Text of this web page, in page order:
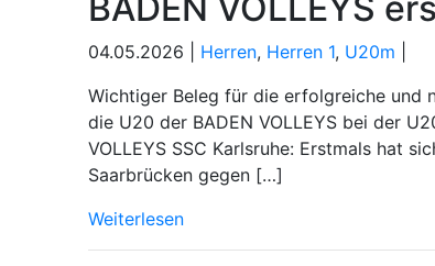
04.05.2026 | Herren, Herren 1, U20m
Wichtiger Beleg für die erfolgreiche und
die U20 der BADEN VOLLEYS bei der
VOLLEYS SSC Karlsruhe: Erstmals hat
Saarbrücken gegen […]
Weiterlesen